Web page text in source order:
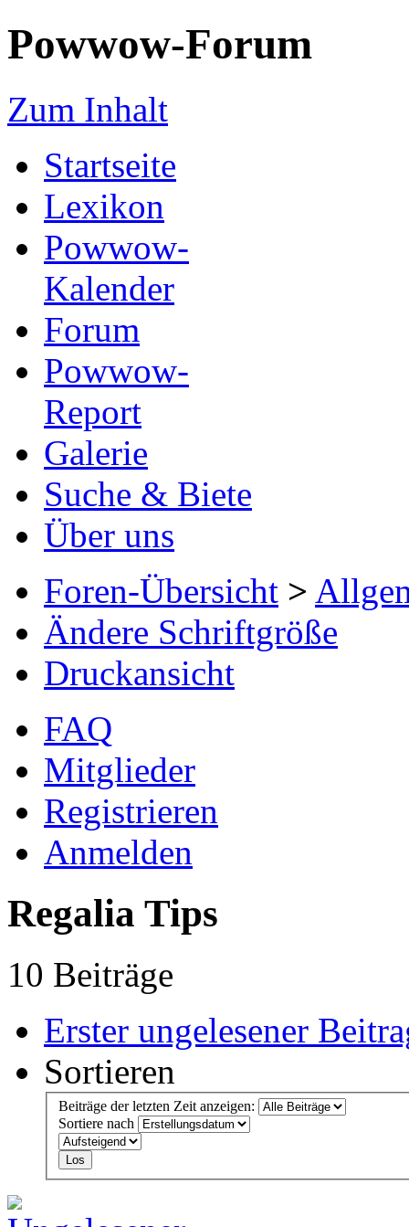
Powwow-Forum
Zum Inhalt
Startseite
Lexikon
Powwow-
Kalender
Forum
Powwow-
Report
Galerie
Suche & Biete
Über uns
Foren-Übersicht >
Ändere Schriftgröße
Druckansicht
FAQ
Mitglieder
Registrieren
Anmelden
Regalia Tips
10 Beiträge
Erster ungelesener
Sortieren
Beiträge der letzten Zeit anzeigen:
Sortiere nach